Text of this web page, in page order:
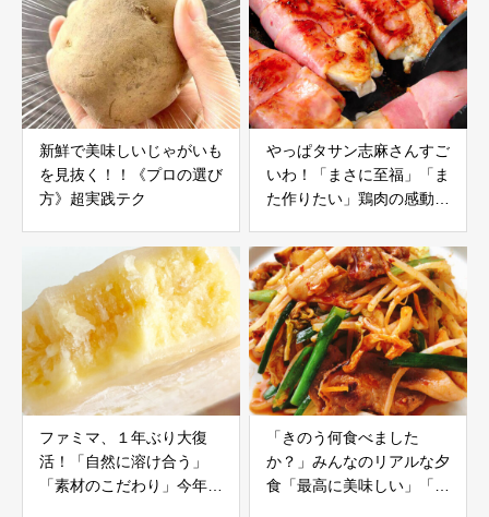
新鮮で美味しいじゃがいも
を見抜く！！《プロの選び
方》超実践テク
やっぱタサン志麻さんすご
いわ！「まさに至福」「ま
た作りたい」鶏肉の感動レ
ファミマ、１年ぶり大復
活！「自然に溶け合う」
「素材のこだわり」今年の
「きのう何食べました
か？」みんなのリアルな夕
食「最高に美味しい」「シ